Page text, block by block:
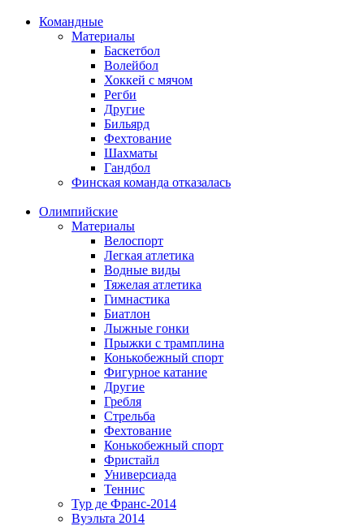
Командные
Материалы
Баскетбол
Волейбол
Хоккей с мячом
Регби
Другие
Бильярд
Фехтование
Шахматы
Гандбол
Финская команда отказалась
Олимпийские
Материалы
Велоспорт
Легкая атлетика
Водные виды
Тяжелая атлетика
Гимнастика
Биатлон
Лыжные гонки
Прыжки с трамплина
Конькобежный спорт
Фигурное катание
Другие
Гребля
Стрельба
Фехтование
Конькобежный спорт
Фристайл
Универсиада
Теннис
Тур де Франс-2014
Вуэльта 2014